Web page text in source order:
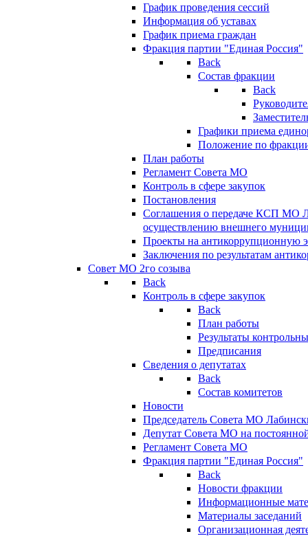
График проведения сессий
Информация об уставах
График приема граждан
Фракция партии "Единая Россия"
Back
Состав фракции
Back
Графики приема
Положение по
План работы
Регламент Совета МО
Контроль в сфере закупок
Постановления
Соглашения о передаче КСП МО
осуществлению внешнего
Проекты на антикоррупционную
Заключения по результатам
Совет МО 2го созыва
Back
Контроль в сфере закупок
Back
План работы
Результаты
Предписания
Сведения о депутатах
Back
Состав комитетов
Новости
Председатель Совета МО
Депутат Совета МО на
Регламент Совета МО
Фракция партии "Единая Россия"
Back
Новости фракции
Информационные
Материалы заседаний
Организационная